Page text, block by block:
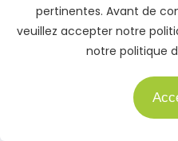
pertinentes. Avant de
veuillez accepter notre
notre politique